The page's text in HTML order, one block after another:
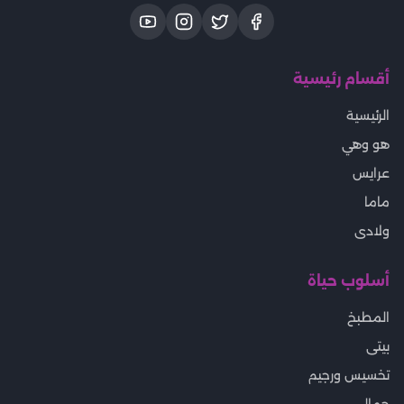
أقسام رئيسية
الرئيسية
هو وهي
عرايس
ماما
ولادى
أسلوب حياة
المطبخ
بيتى
تخسيس ورجيم